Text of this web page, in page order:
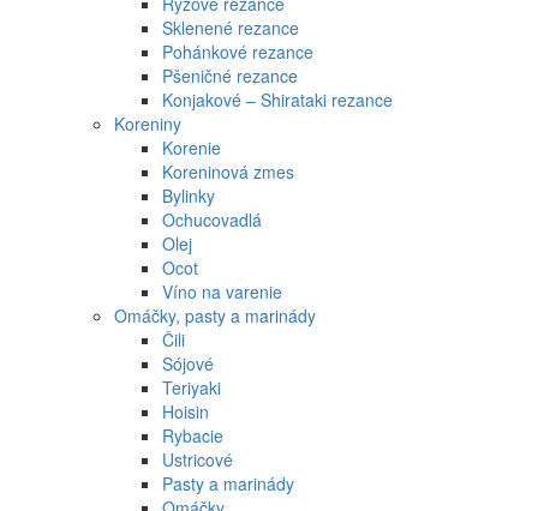
Sklenené rezance
Pohánkové rezance
Pšeničné rezance
Konjakové – Shirataki rezance
Koreniny
Korenie
Koreninová zmes
Bylinky
Ochucovadlá
Olej
Ocot
Víno na varenie
Omáčky, pasty a marinády
Čili
Sójové
Teriyaki
Hoisin
Rybacie
Ustricové
Pasty a marinády